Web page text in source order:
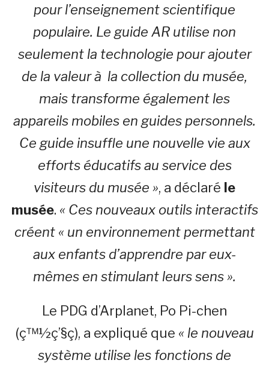
pour l’enseignement scientifique
populaire. Le guide AR utilise non
seulement la technologie pour ajouter
de la valeur à la collection du musée,
mais transforme également les
appareils mobiles en guides personnels.
Ce guide insuffle une nouvelle vie aux
efforts éducatifs au service des
visiteurs du musée », a déclaré le
musée. « Ces nouveaux outils interactifs
créent « un environnement permettant
aux enfants d’apprendre par eux-
mêmes en stimulant leurs sens ».
Le PDG d’Arplanet, Po Pi-chen
(ç™½ç’§ç), a expliqué que « le nouveau
système utilise les fonctions de